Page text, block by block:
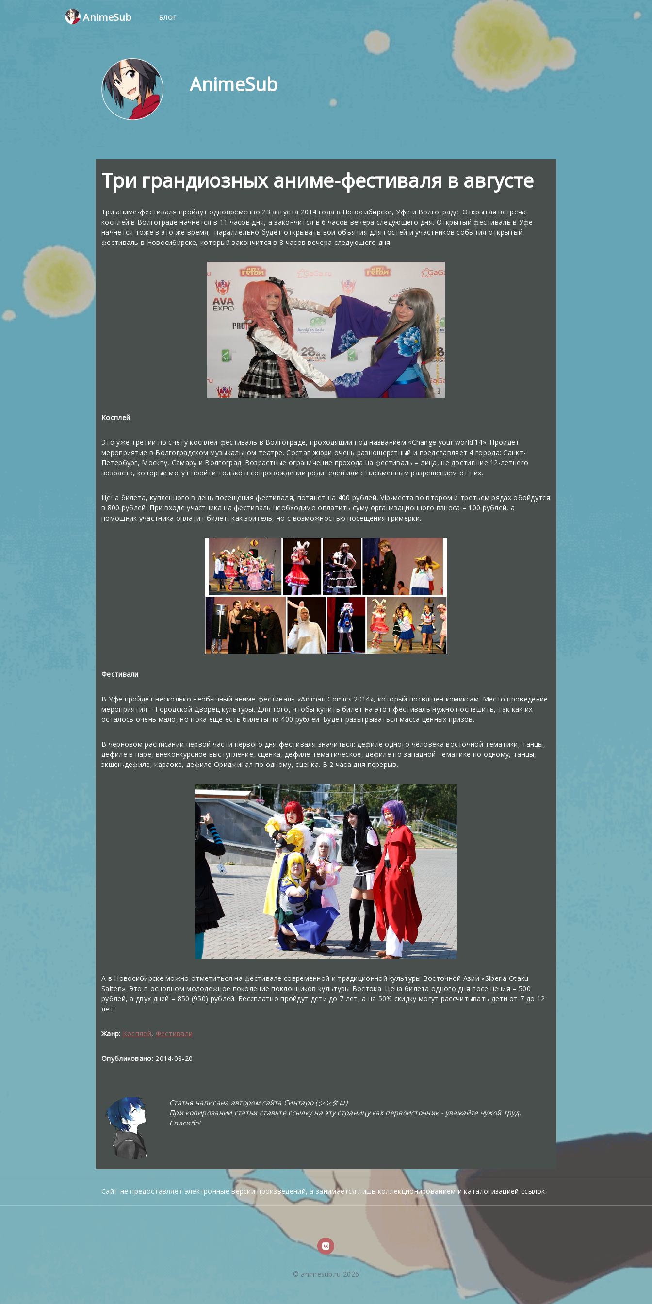
AnimeSub БЛОГ
AnimeSub
Три грандиозных аниме-фестиваля в августе
Три аниме-фестиваля пройдут одновременно 23 августа 2014 года в Новосибирске, Уфе и Волгограде. Открытая встреча
косплей в Волгограде начнется в 11 часов дня, а закончится в 6 часов вечера следующего дня. Открытый фестиваль в Уфе
начнется тоже в это же время, параллельно будет открывать вои объятия для гостей и участников события открытый
фестиваль в Новосибирске, который закончится в 8 часов вечера следующего дня.
Косплей
Это уже третий по счету косплей-фестиваль в Волгограде, проходящий под названием «Change your world’14». Пройдет
мероприятие в Волгоградском музыкальном театре. Состав жюри очень разношерстный и представляет 4 города: Санкт-
Петербург, Москву, Самару и Волгоград. Возрастные ограничение прохода на фестиваль – лица, не достигшие 12-летнего
возраста, которые могут пройти только в сопровождении родителей или с письменным разрешением от них.
Цена билета, купленного в день посещения фестиваля, потянет на 400 рублей, Vip-места во втором и третьем рядах обойдутся
в 800 рублей. При входе участника на фестиваль необходимо оплатить суму организационного взноса – 100 рублей, а
помощник участника оплатит билет, как зритель, но с возможностью посещения гримерки.
Фестивали
В Уфе пройдет несколько необычный аниме-фестиваль «Animau Comics 2014», который посвящен комиксам. Место проведение
мероприятия – Городской Дворец культуры. Для того, чтобы купить билет на этот фестиваль нужно поспешить, так как их
осталось очень мало, но пока еще есть билеты по 400 рублей. Будет разыгрываться масса ценных призов.
В черновом расписании первой части первого дня фестиваля значиться: дефиле одного человека восточной тематики, танцы,
дефиле в паре, внеконкурсное выступление, сценка, дефиле тематическое, дефиле по западной тематике по одному, танцы,
экшен-дефиле, караоке, дефиле Ориджинал по одному, сценка. В 2 часа дня перерыв.
А в Новосибирске можно отметиться на фестивале современной и традиционной культуры Восточной Азии «Siberia Otaku
Saiten». Это в основном молодежное поколение поклонников культуры Востока. Цена билета одного дня посещения – 500
рублей, а двух дней – 850 (950) рублей. Бессплатно пройдут дети до 7 лет, а на 50% скидку могут рассчитывать дети от 7 до 12
лет.
Жанр: Косплей, Фестивали
Опубликовано:2014-08-20
Статья написана автором сайта Синтаро (シンタロ)
При копировании статьи ставьте ссылку на эту страницу как первоисточник - уважайте чужой труд.
Спасибо!
Сайт не предоставляет электронные версии произведений, а занимается лишь коллекционированием и каталогизацией ссылок.
© animesub.ru 2026